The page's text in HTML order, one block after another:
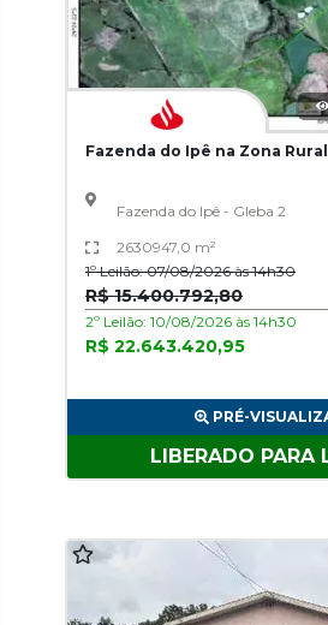
Fazenda do Ipê na Zona
Fazenda do Ipê - Gleba 2
2630947,0 m²
1º Leilão: 07/08/2026 às 14h30
R$ 15.400.792,80
2º Leilão: 10/08/2026 às 14h30
R$ 22.643.420,95
PRÉ-
LIBERADO PARA